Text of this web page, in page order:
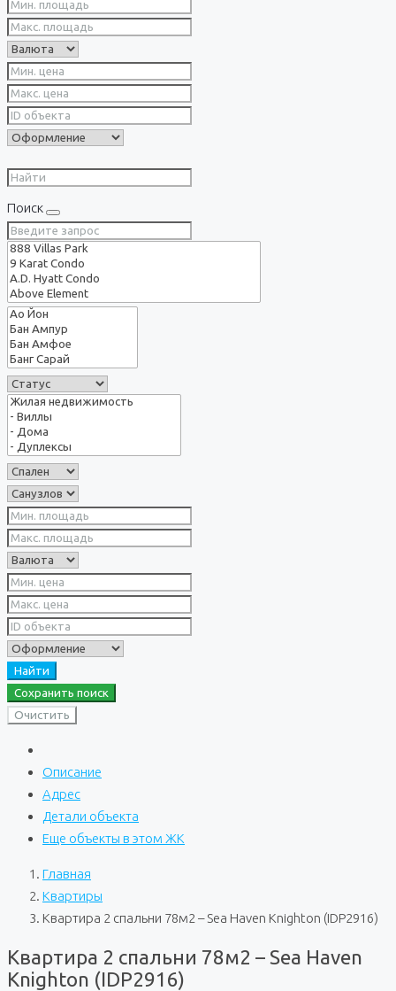
Поиск
Найти
Сохранить поиск
Очистить
Описание
Адрес
Детали объекта
Еще объекты в этом ЖК
Главная
Квартиры
Квартира 2 спальни 78м2 – Sea Haven Knighton (IDP2916)
Квартира 2 спальни 78м2 – Sea Haven
Knighton (IDP2916)